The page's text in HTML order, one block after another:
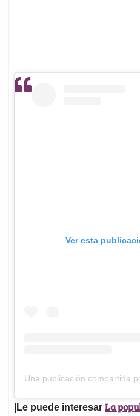
Ver esta
Una publicación compartida
|Le puede interesar La